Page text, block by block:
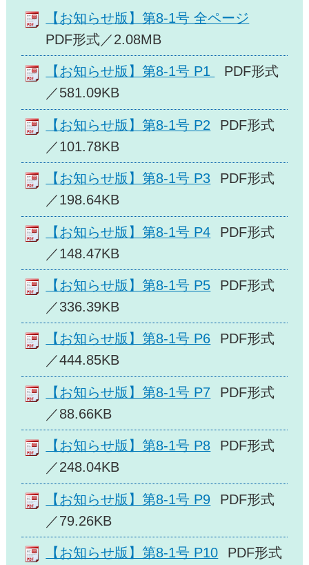
【お知らせ版】第8-1号 全ページ
PDF形式／2.08MB
【お知らせ版】第8-1号 P1
PDF形式
／581.09KB
【お知らせ版】第8-1号 P2
PDF形式
／101.78KB
【お知らせ版】第8-1号 P3
PDF形式
／198.64KB
【お知らせ版】第8-1号 P4
PDF形式
／148.47KB
【お知らせ版】第8-1号 P5
PDF形式
／336.39KB
【お知らせ版】第8-1号 P6
PDF形式
／444.85KB
【お知らせ版】第8-1号 P7
PDF形式
／88.66KB
【お知らせ版】第8-1号 P8
PDF形式
／248.04KB
【お知らせ版】第8-1号 P9
PDF形式
／79.26KB
【お知らせ版】第8-1号 P10
PDF形式